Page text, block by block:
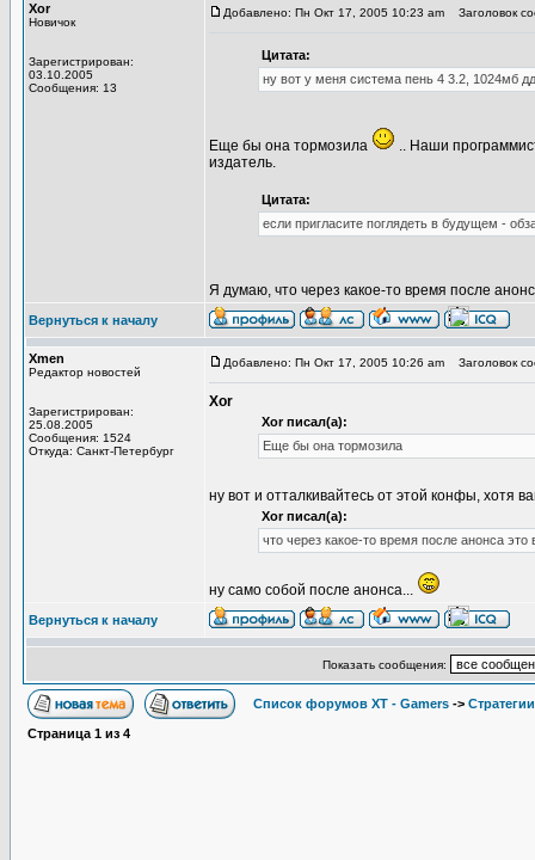
Xor
Новичок
Зарегистрирован:
03.10.2005
Сообщения: 13
Добавлено: Пн Окт 17, 2005 10:23 am Заголовок
Цитата:
ну вот у меня система пень 4 3.2, 1024мб
Еще бы она тормозила
.. Наши
издатель.
Цитата:
если пригласите поглядеть в будущем -
Я думаю, что через какое-то время после
Вернуться к началу
Xmen
Редактор новостей
Зарегистрирован:
25.08.2005
Сообщения: 1524
Откуда: Санкт-Петербург
Добавлено: Пн Окт 17, 2005 10:26 am Заголовок
Xor
Xor писал(а):
Еще бы она тормозила
ну вот и отталкивайтесь от этой конфы, хотя
Xor писал(а):
что через какое-то время после анонса это
ну само собой после анонса...
Вернуться к началу
Показать сообщения:
Список форумов XT - Gamers -> Стратегии
Страница 1 из 4